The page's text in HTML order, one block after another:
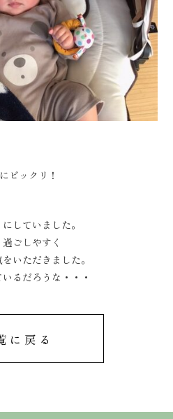
建築
家が建つまで
ZEHについて
よくあるご質問
お問い合わせ
プライバシーポリシー
ビックリ！
していました。
ごしやすく
いただきました。
るだろうな・・・
に戻る